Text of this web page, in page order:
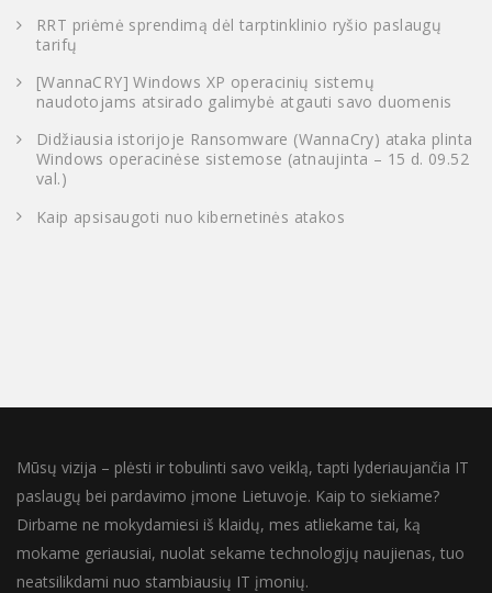
RRT priėmė sprendimą dėl tarptinklinio ryšio paslaugų
tarifų
[WannaCRY] Windows XP operacinių sistemų
naudotojams atsirado galimybė atgauti savo duomenis
Didžiausia istorijoje Ransomware (WannaCry) ataka plinta
Windows operacinėse sistemose (atnaujinta – 15 d. 09.52
val.)
Kaip apsisaugoti nuo kibernetinės atakos
Mūsų vizija – plėsti ir tobulinti savo veiklą, tapti lyderiaujančia IT
paslaugų bei pardavimo įmone Lietuvoje. Kaip to siekiame?
Dirbame ne mokydamiesi iš klaidų, mes atliekame tai, ką
mokame geriausiai, nuolat sekame technologijų naujienas, tuo
neatsilikdami nuo stambiausių IT įmonių.